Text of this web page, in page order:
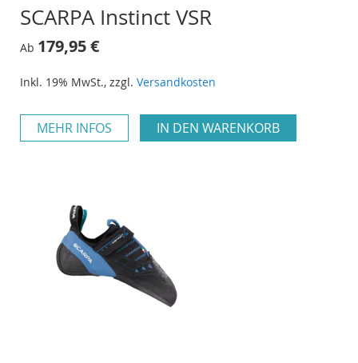
SCARPA Instinct VSR
Ab 179,95 €
Inkl. 19% MwSt., zzgl. Versandkosten
MEHR INFOS IN DEN WARENKORB